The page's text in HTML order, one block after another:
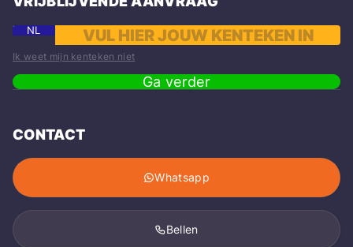
NL
Ik weet mijn kenteken niet
Ga verder
CONTACT
Whatsapp
Bellen